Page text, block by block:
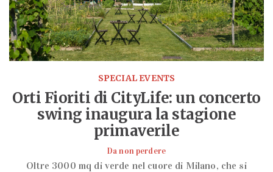
SPECIAL EVENTS
Orti Fioriti di CityLife: un concerto
swing inaugura la stagione
primaverile
Da non perdere
Oltre 3000 mq di verde nel cuore di Milano, che si